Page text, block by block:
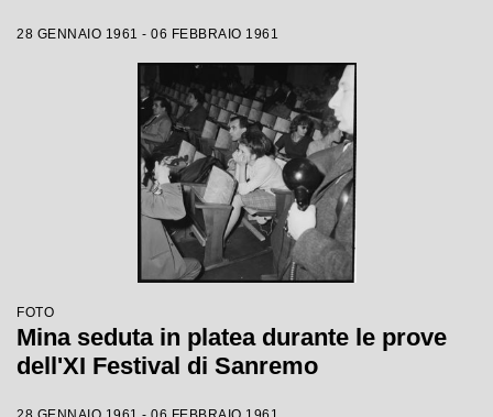
28 GENNAIO 1961 - 06 FEBBRAIO 1961
FOTO
Mina seduta in platea durante le prove
dell'XI Festival di Sanremo